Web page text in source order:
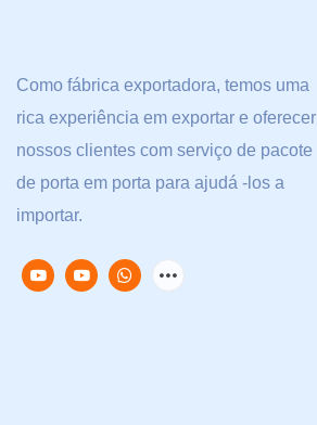
Como fábrica exportadora, temos uma
rica experiência em exportar e oferecer
nossos clientes com serviço de pacote
de porta em porta para ajudá -los a
importar.